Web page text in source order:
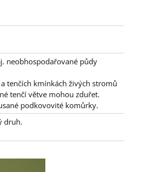
neobhospodařované půdy
tenčích kmínkách živých stromů
tenčí větve mohou zduřet.
podkovovité komůrky.
druh.